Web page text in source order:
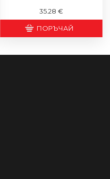
35.28 €
ПОРЪЧАЙ